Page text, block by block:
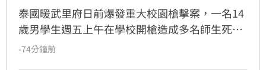
泰國暖武里府日前爆發重大校園槍擊案，一名14
歲男學生週五上午在學校開槍造成多名師生死
傷，之後舉槍自盡，且嫌犯被懷疑案發前已在家
-74分鐘前